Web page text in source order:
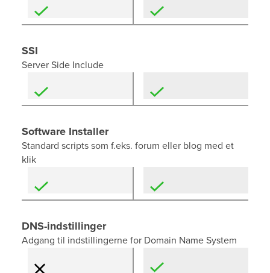
SSI
Server Side Include
Software Installer
Standard scripts som f.eks. forum eller blog med et
klik
DNS-indstillinger
Adgang til indstillingerne for Domain Name System